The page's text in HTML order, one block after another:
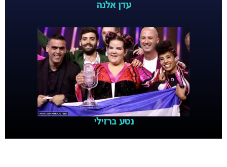
עדן אלנה
נטע ברזילי